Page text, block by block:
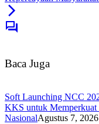
Baca Juga
Soft Launching NCC
KKS untuk Memperkuat
NasionalAgustus 7, 2026